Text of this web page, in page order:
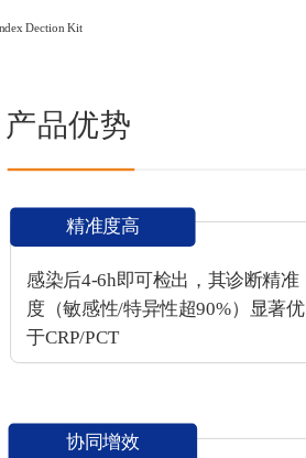
产品优势
精准度高
感染后4-6h即可检出，其诊断精准
度（敏感性/特异性超90%）显著优
于CRP/PCT
Dection Kit
协同增效